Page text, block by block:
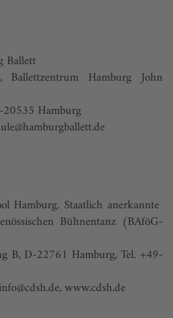
Ballett
Hamburg John
20535 Hamburg
Hamburg. Staatlich anerkannte
Bühnentanz (BAföG-
B, D-22761 Hamburg, Tel. +49-
info@cdsh.de,www.cdsh.de